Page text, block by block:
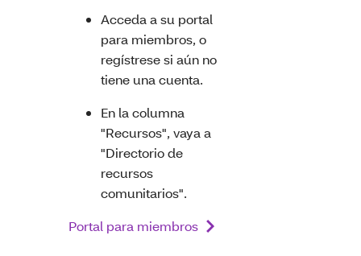
Acceda a su portal
para miembros, o
regístrese si aún no
tiene una cuenta.
En la columna
"Recursos", vaya a
"Directorio de
recursos
comunitarios".
Portal para miembros